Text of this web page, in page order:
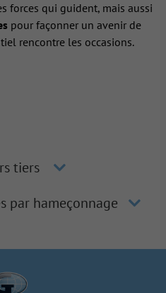
forces qui guident, mais aussi
pour façonner un avenir de
rencontre les occasions.
tiers
par hameçonnage